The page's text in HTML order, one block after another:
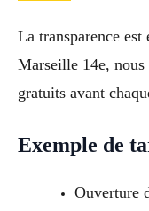
La transparence
Marseille 14e, nous
gratuits avant
Exemple de
Ouverture